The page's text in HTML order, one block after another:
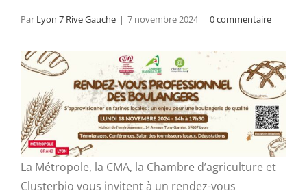
Par Lyon 7 Rive Gauche | 7 novembre 2024 | 0 commentaire
La Métropole, la CMA, la Chambre d’agriculture et
Clusterbio vous invitent à un rendez-vous